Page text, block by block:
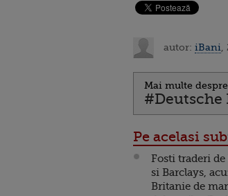
autor: iBani
Mai multe
#Deutsche
Pe acelasi
Fosti traderi
si Barclays,
Britanie de